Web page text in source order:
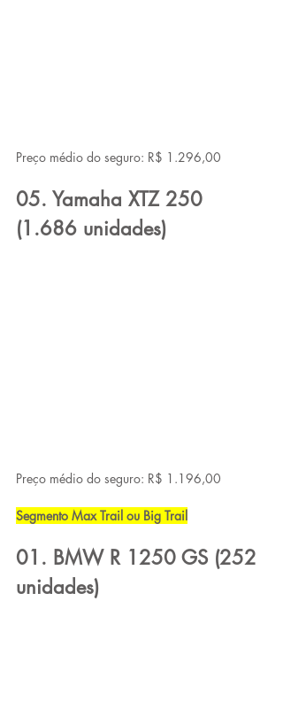
Preço médio do seguro: R$ 1.296,00
05. Yamaha XTZ 250
(1.686 unidades)
Preço médio do seguro: R$ 1.196,00
Segmento Max Trail ou Big Trail
01. BMW R 1250 GS (252
unidades)